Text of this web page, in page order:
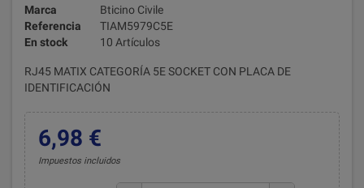
Marca
Bticino Civile
Referencia
TIAM5979C5E
En stock
10 Artículos
RJ45 MATIX CATEGORÍA 5E SOCKET CON PLACA DE
IDENTIFICACIÓN
6,98 €
Impuestos incluidos